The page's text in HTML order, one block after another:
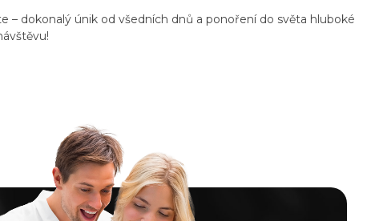
– dokonalý únik od všedních dnů a ponoření do světa hluboké